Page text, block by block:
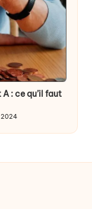
: ce qu’il faut
2024